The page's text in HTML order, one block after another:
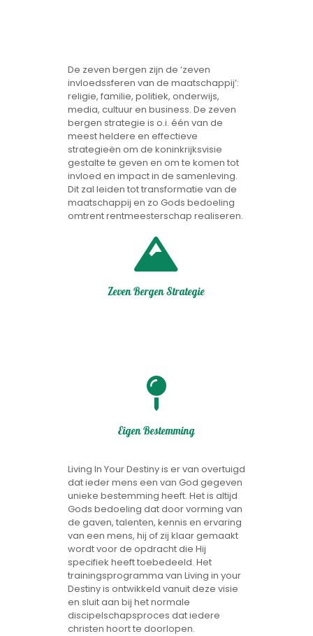
De zeven bergen zijn de ‘zeven
invloedssferen van de maatschappij’:
religie, familie, politiek, onderwijs,
media, cultuur en business. De zeven
bergen strategie is o.i. één van de
meest heldere en effectieve
strategieën om de koninkrijksvisie
gestalte te geven en om te komen tot
invloed en impact in de samenleving.
Dit zal leiden tot transformatie van de
maatschappij en zo Gods bedoeling
omtrent rentmeesterschap realiseren.
Zeven Bergen Strategie
Eigen Bestemming
Living In Your Destiny is er van overtuigd
dat ieder mens een van God gegeven
unieke bestemming heeft. Het is altijd
Gods bedoeling dat door vorming van
de gaven, talenten, kennis en ervaring
van een mens, hij of zij klaar gemaakt
wordt voor de opdracht die Hij
specifiek heeft toebedeeld. Het
trainingsprogramma van Living in your
Destiny is ontwikkeld vanuit deze visie
en sluit aan bij het normale
discipelschapsproces dat iedere
christen hoort te doorlopen.